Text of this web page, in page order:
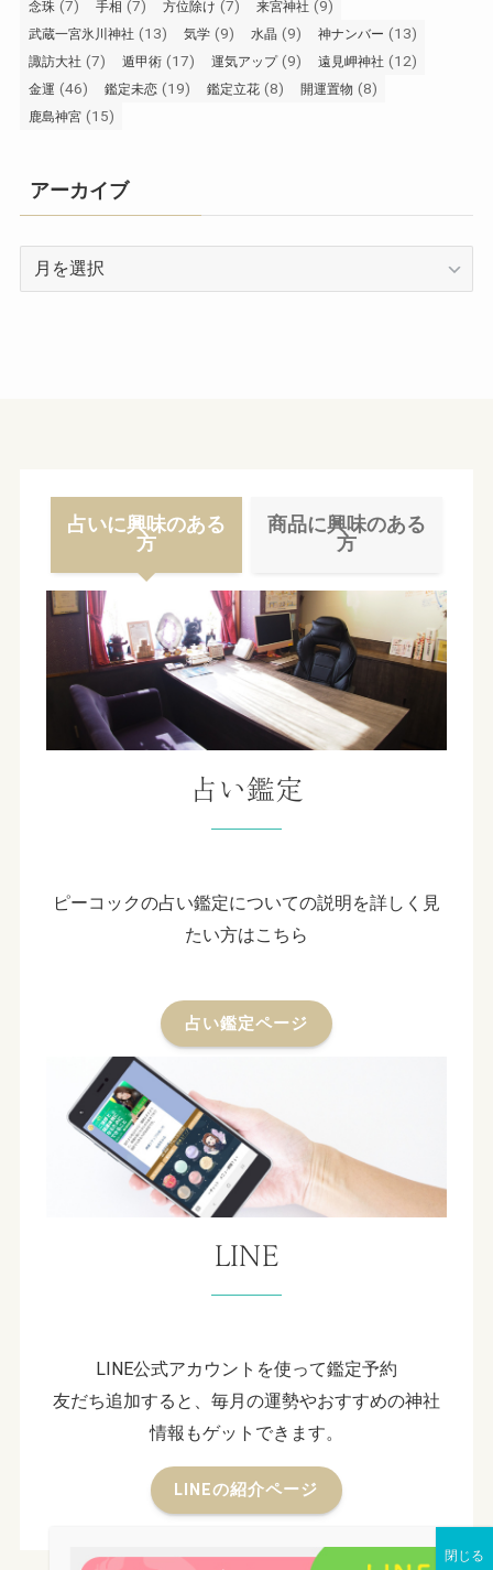
念珠 (7) 手相 (7) 方位除け (7) 来宮神社 (9)
武蔵一宮氷川神社 (13) 気学 (9) 水晶 (9) 神ナンバー (13)
諏訪大社 (7) 遁甲術 (17) 運気アップ(9) 遠見岬神社 (12)
金運 (46) 鑑定未恋 (19) 鑑定立花 (8) 開運置物 (8)
鹿島神宮 (15)
アーカイブ
ー
占いに興味のある
方
商品に興味のある
方
占い鑑定
ピーコックの占い鑑定についての説明を詳しく見
たい方はこちら
占い鑑定ページ
LINE
LINE公式アカウントを使って鑑定予約
友だち追加すると、毎月の運勢やおすすめの神社
情報もゲットできます。
LINEの紹介ページ